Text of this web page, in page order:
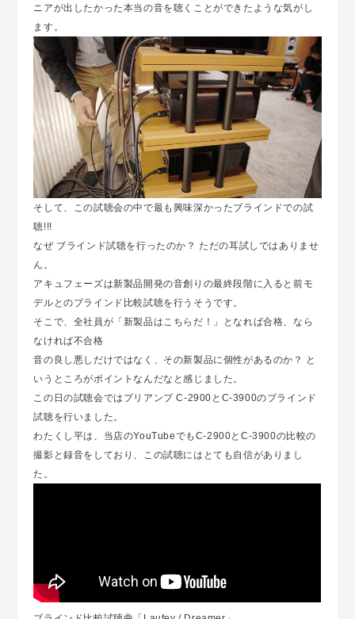
ニアが出したかった本当の音を聴くことができたような気がし
ます。
そして、この試聴会の中で最も興味深かったブラインドでの試
聴!!!
なぜ ブラインド試聴を行ったのか？ ただの耳試しではありませ
ん。
アキュフェーズは新製品開発の音創りの最終段階に入ると前モ
デルとのブラインド比較試聴を行うそうです。
そこで、全社員が「新製品はこちらだ！」となれば合格、なら
なければ不合格
音の良し悪しだけではなく、その新製品に個性があるのか？ と
いうところがポイントなんだなと感じました。
この日の試聴会ではプリアンプ C-2900とC-3900のブラインド
試聴を行いました。
わたくし平は、当店のYouTubeでもC-2900とC-3900の比較の
撮影と録音をしており、この試聴にはとても自信がありまし
た。